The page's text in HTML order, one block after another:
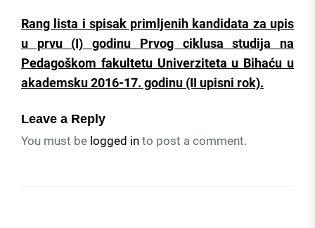
Rang lista i spisak primljenih kandidata za upis
u prvu (I) godinu Prvog ciklusa studija na
Pedagoškom fakultetu Univerziteta u Bihaću u
akademsku 2016-17. godinu (II upisni rok).
Leave a Reply
You must be logged in to post a comment.